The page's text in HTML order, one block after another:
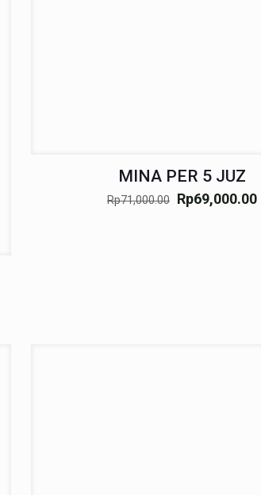
MINA PER 5 JUZ
Rp71,000.00 Rp69,000.00